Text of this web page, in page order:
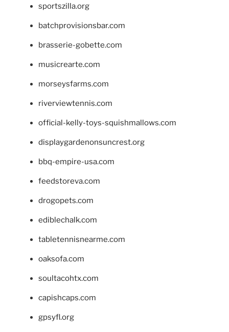
sportszilla.org
batchprovisionsbar.com
brasserie-gobette.com
musicrearte.com
morseysfarms.com
riverviewtennis.com
official-kelly-toys-squishmallows.com
displaygardenonsuncrest.org
bbq-empire-usa.com
feedstoreva.com
drogopets.com
ediblechalk.com
tabletennisnearme.com
oaksofa.com
soultacohtx.com
capishcaps.com
gpsyfl.org